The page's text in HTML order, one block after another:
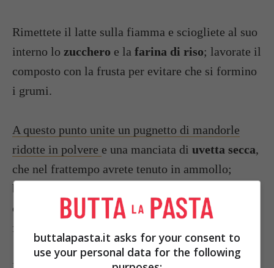
Rimettete il latte sulla fiamma e sciogliete al suo
interno lo zucchero e la farina di riso; lavorate il
composto con la frusta per evitare che si formino
i grumi.
A questo punto unite un pugnetto di mandorle
ridotte in polvere e una manciata di uvetta secca,
che nel frattempo avrete tenuto in ammollo;
bollite e cuocete la crema per un quarto d’ora
circa, poi versatela nelle ciotole, ponetela nel
frigorifero e servitela fredda.
buttalapasta.it asks for your consent to
use your personal data for the following